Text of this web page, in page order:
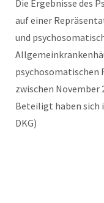
Die Ergebnisse des
auf einer
und
psychosomatischen
zwischen November
Beteiligt haben sich
DKG)